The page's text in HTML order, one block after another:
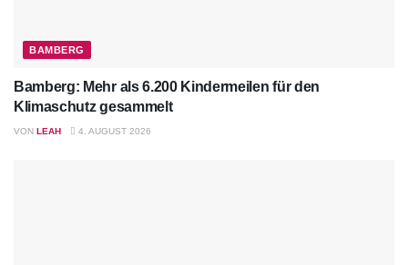
BAMBERG
Bamberg: Mehr als 6.200 Kindermeilen für den
Klimaschutz gesammelt
VON LEAH 4. AUGUST 2026